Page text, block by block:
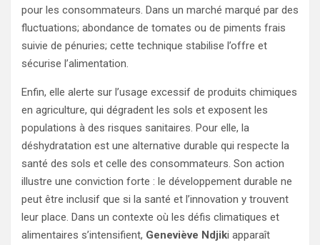
pour les consommateurs. Dans un marché marqué par des
fluctuations; abondance de tomates ou de piments frais
suivie de pénuries; cette technique stabilise l’offre et
sécurise l’alimentation.
Enfin, elle alerte sur l’usage excessif de produits chimiques
en agriculture, qui dégradent les sols et exposent les
populations à des risques sanitaires. Pour elle, la
déshydratation est une alternative durable qui respecte la
santé des sols et celle des consommateurs. Son action
illustre une conviction forte : le développement durable ne
peut être inclusif que si la santé et l’innovation y trouvent
leur place. Dans un contexte où les défis climatiques et
alimentaires s’intensifient, Geneviève Ndjiki apparaît